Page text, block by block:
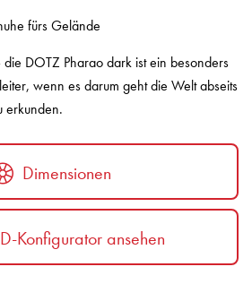
fürs Gelände
DOTZ Pharao dark ist ein besonders
wenn es darum geht die Welt abseits
erkunden.
Dimensionen
Konfigurator ansehen